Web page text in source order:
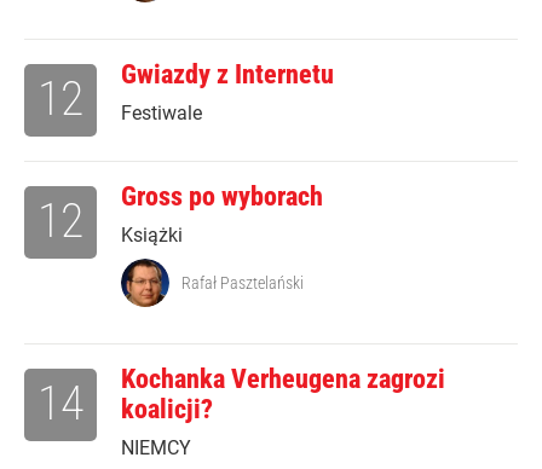
Gwiazdy z Internetu
Festiwale
12
Gross po wyborach
Książki
12
Rafał Pasztelański
Kochanka Verheugena zagrozi
koalicji?
NIEMCY
14